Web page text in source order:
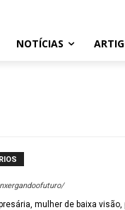
NOTÍCIAS
mulher de baixa